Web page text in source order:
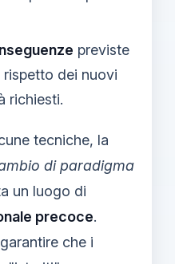
previste
dei nuovi
richiesti.
tecniche, la
di paradigma
un luogo di
precoce.
che i